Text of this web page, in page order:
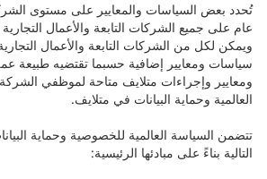
تُحدد بعض السياسات والمعايير على مستوى
عام على جميع الشركات التابعة والأعمال
ويمكن لكل من الشركات التابعة والأعمال التجارية
سياسات ومعايير إضافية حسبما تقتضيه طبيعة
ومعايير وإجراءات متلايف متاحة لموظفي
العالمية وحماية البيانات في متلايف.
تتضمن السياسة العالمية للخصوصية وحماية
التالية بناءً على مبادئها الرئيسية: